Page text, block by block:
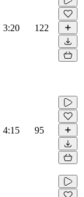
3:20 122
4:15 95